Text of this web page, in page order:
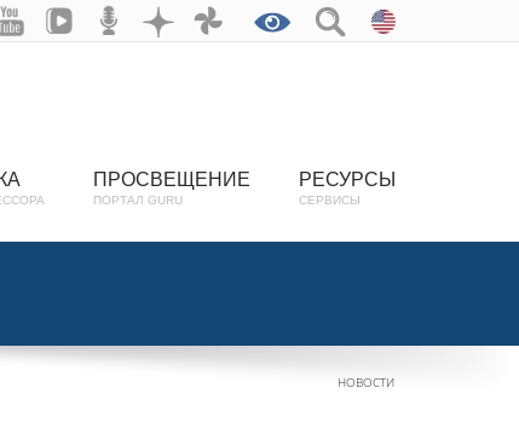
ПРОСВЕЩЕНИЕ
ПОРТАЛ GURU
РЕСУРСЫ
СЕРВИСЫ
НОВОСТИ